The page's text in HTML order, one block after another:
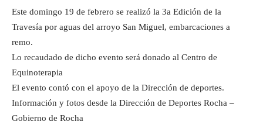
Este domingo 19 de febrero se realizó la 3a Edición de la
Travesía por aguas del arroyo San Miguel, embarcaciones a
remo.
Lo recaudado de dicho evento será donado al Centro de
Equinoterapia
El evento contó con el apoyo de la Dirección de deportes.
Información y fotos desde la Dirección de Deportes Rocha –
Gobierno de Rocha